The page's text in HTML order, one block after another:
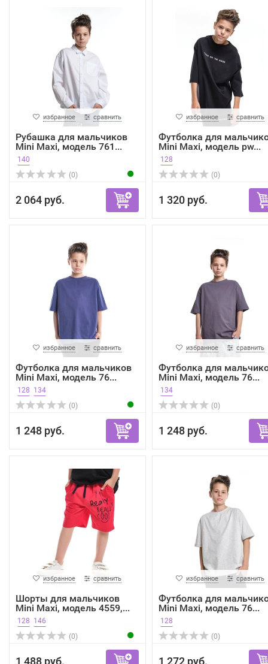
избранное сравнить
Рубашка для мальчиков
Mini Maxi, модель 761...
140
(0)
2 064 руб.
избранное сравнить
Футболка для
Mini Maxi, модель pw...
128
(0)
1 320 руб.
избранное сравнить
Футболка для мальчиков
Mini Maxi, модель 76...
128 134
(0)
1 248 руб.
избранное сравнить
Футболка для
Mini Maxi, модель 76...
134
(0)
1 248 руб.
избранное сравнить
Шорты для мальчиков
Mini Maxi, модель 4559,...
128 146
(0)
1 488 руб.
избранное сравнить
Футболка для
Mini Maxi, модель 76...
128
(0)
1 272 руб.